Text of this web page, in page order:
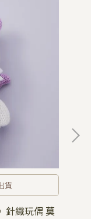
貨
針織玩偶 莫